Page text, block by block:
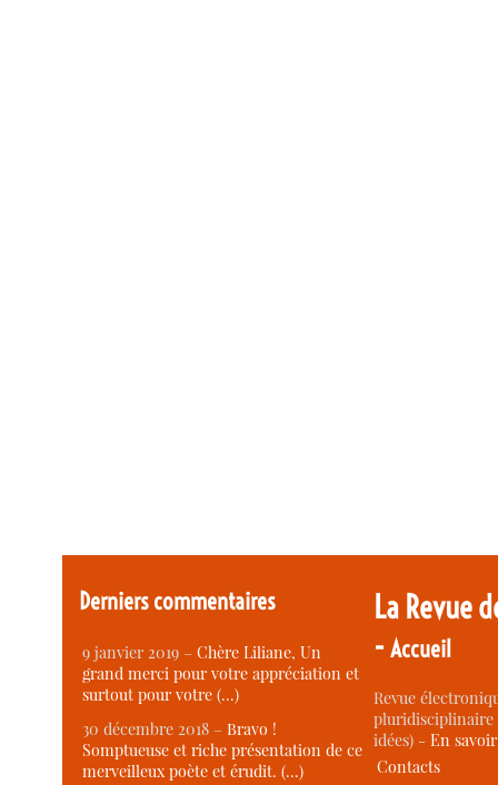
Derniers commentaires
9 janvier 2019 –Chère Liliane, Un
grand merci pour votre appréciation et
surtout pour votre (…)
30 décembre 2018 –Bravo !
Somptueuse et riche présentation de ce
merveilleux poète et érudit. (…)
La Revue
-Accueil
Revue
idées) -En
Contacts